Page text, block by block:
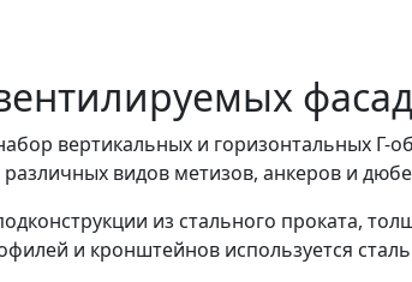
вертикальных и горизонтальных
видов метизов, анкеров и
из стального проката,
и кронштейнов используется